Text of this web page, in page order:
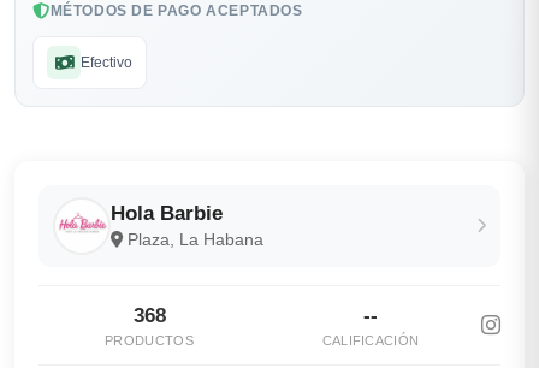
MÉTODOS DE PAGO ACEPTADOS
Efectivo
Hola Barbie
Plaza, La Habana
368
PRODUCTOS
--
CALIFICACIÓN